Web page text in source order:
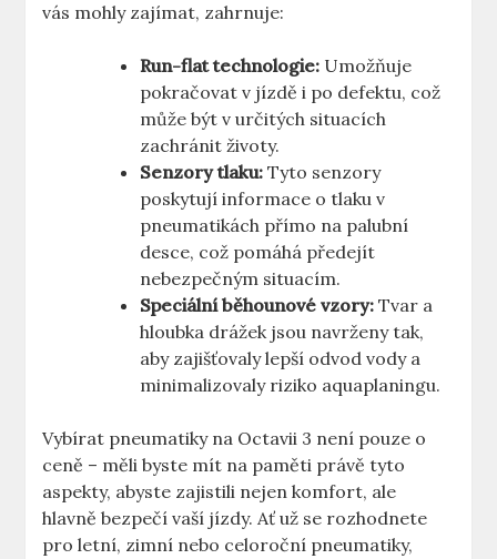
vás mohly zajímat, zahrnuje:
Run-flat technologie: Umožňuje
pokračovat v jízdě i po defektu, což
může být v určitých situacích
zachránit životy.
Senzory tlaku: Tyto senzory
poskytují informace o tlaku v
pneumatikách přímo na palubní
desce, což pomáhá předejít
nebezpečným situacím.
Speciální běhounové vzory: Tvar a
hloubka drážek jsou navrženy tak,
aby zajišťovaly lepší odvod vody a
minimalizovaly riziko aquaplaningu.
Vybírat pneumatiky na Octavii 3 není pouze o
ceně – měli byste mít na paměti právě tyto
aspekty, abyste zajistili nejen komfort, ale
hlavně bezpečí vaší jízdy. Ať už se rozhodnete
pro letní, zimní nebo celoroční pneumatiky,